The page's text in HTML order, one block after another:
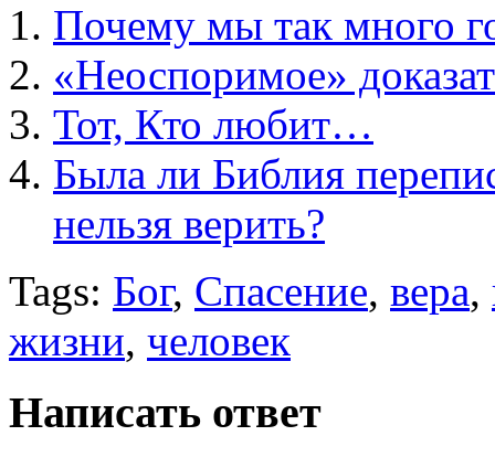
Почему мы так много
«Неоспоримое»
Тот, Кто любит…
Была ли Библия
нельзя верить?
Tags: Бог, Спасение, вера,
жизни, человек
Написать ответ